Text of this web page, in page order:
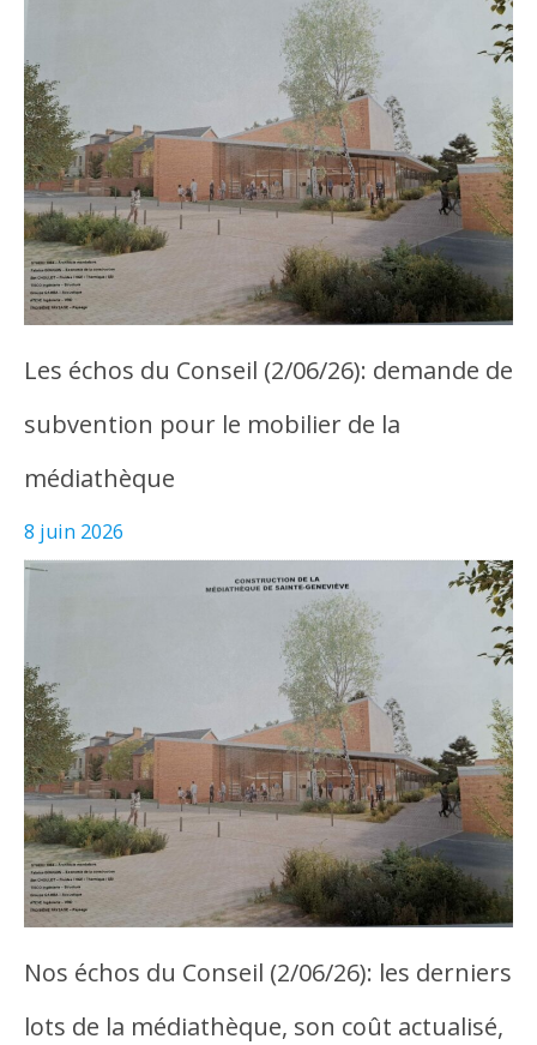
Les échos du Conseil (2/06/26): demande de
subvention pour le mobilier de la
médiathèque
8 juin 2026
Nos échos du Conseil (2/06/26): les derniers
lots de la médiathèque, son coût actualisé,